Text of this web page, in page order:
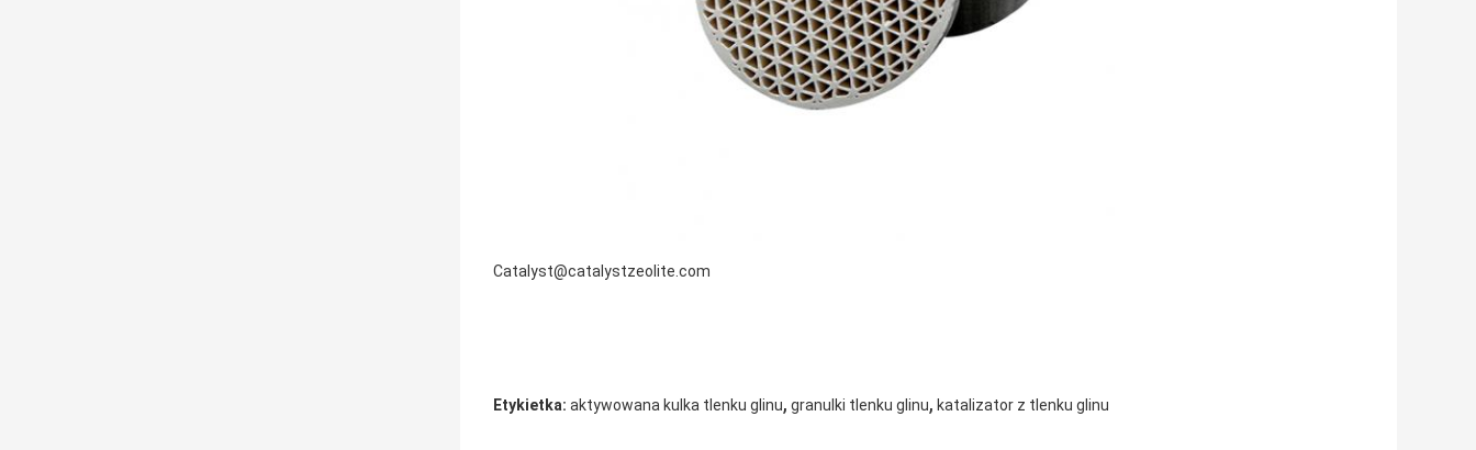
Catalyst@catalystzeolite.com
Etykietka: aktywowana kulka tlenku glinu, granulki tlenku glinu, katalizator z tlenku glinu